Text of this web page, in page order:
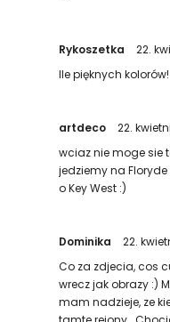
Rykoszetka
22.
Ile pięknych kolorów!
artdeco
22.
wciaz nie moge sie
jedziemy na
o Key West :)
Dominika
22.
Co za zdjecia, cos
wrecz jak obrazy :)
mam nadzieje, ze